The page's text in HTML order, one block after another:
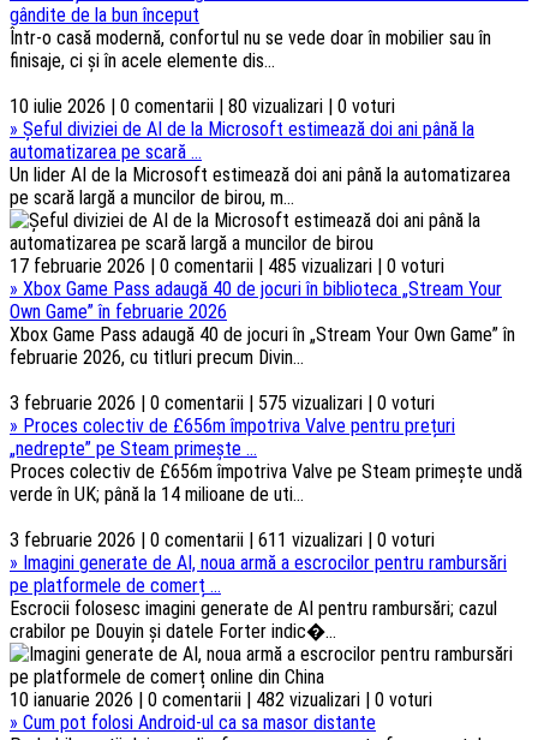
gândite de la bun început
Într-o casă modernă, confortul nu se vede doar în mobilier sau în
finisaje, ci și în acele elemente dis...
10 iulie 2026 | 0 comentarii | 80 vizualizari | 0 voturi
» Șeful diviziei de AI de la Microsoft estimează doi ani până la
automatizarea pe scară ...
Un lider AI de la Microsoft estimează doi ani până la automatizarea
pe scară largă a muncilor de birou, m...
17 februarie 2026 | 0 comentarii | 485 vizualizari | 0 voturi
» Xbox Game Pass adaugă 40 de jocuri în biblioteca „Stream Your
Own Game” în februarie 2026
Xbox Game Pass adaugă 40 de jocuri în „Stream Your Own Game” în
februarie 2026, cu titluri precum Divin...
3 februarie 2026 | 0 comentarii | 575 vizualizari | 0 voturi
» Proces colectiv de £656m împotriva Valve pentru prețuri
„nedrepte” pe Steam primește ...
Proces colectiv de £656m împotriva Valve pe Steam primește undă
verde în UK; până la 14 milioane de uti...
3 februarie 2026 | 0 comentarii | 611 vizualizari | 0 voturi
» Imagini generate de AI, noua armă a escrocilor pentru rambursări
pe platformele de comerț ...
Escrocii folosesc imagini generate de AI pentru rambursări; cazul
crabilor pe Douyin și datele Forter indic�...
10 ianuarie 2026 | 0 comentarii | 482 vizualizari | 0 voturi
» Cum pot folosi Android-ul ca sa masor distante